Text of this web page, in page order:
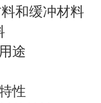
和缓冲材料
途
性